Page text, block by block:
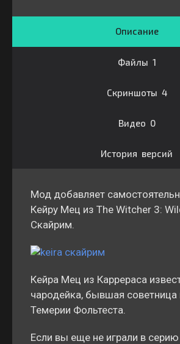
Описание
Файлы 1
Скриншоты 4
Видео 0
История версий
Мод добавляет
Кейру Мец из The Witcher 3:
Скайрим.
Кейра Мец из Каррераса
чародейка, бывшая советница
Темерии Фольтеста.
Если вы еще не играли в